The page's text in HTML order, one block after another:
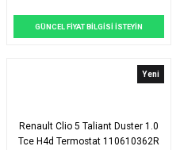
GÜNCEL FİYAT BİLGİSİ İSTEYİN
Yeni
Renault Clio 5 Taliant Duster 1.0
Tce H4d Termostat 110610362R